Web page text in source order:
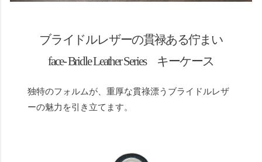
ブライドルレザーの貫禄ある佇まい
face- Bridle Leather Series キーケース
独特のフォルムが、重厚な貫祿漂うブライドルレザ
ーの魅力を引き立てます。